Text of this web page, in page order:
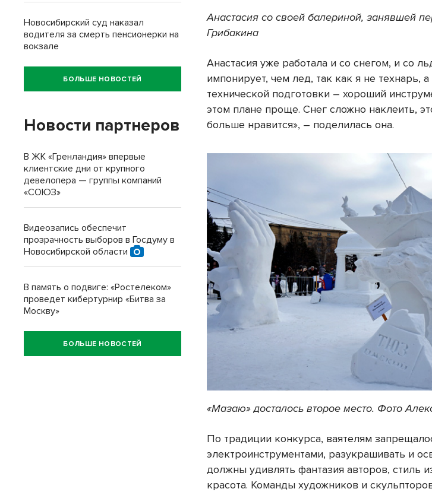
Анастасия со своей балериной, занявшей
Грибакина
Анастасия уже работала и со снегом, и со
импонирует, чем лед, так как я не технарь,
технической подготовки – хороший
этом плане проще. Снег сложно наклеить,
больше нравится», – поделилась она.
«Мазаю» досталось второе место. Фото
По традиции конкурса, ваятелям
электроинструментами, разукрашивать и
должны удивлять фантазия авторов, стиль
красота. Команды художников и
Новосибирский суд наказал
водителя за смерть пенсионерки на
вокзале
БОЛЬШЕ НОВОСТЕЙ
Новости партнеров
В ЖК «Гренландия» впервые
клиентские дни от крупного
девелопера — группы компаний
«СОЮЗ»
Видеозапись обеспечит
прозрачность выборов в Госдуму в
Новосибирской области
В память о подвиге: «Ростелеком»
проведет кибертурнир «Битва за
Москву»
БОЛЬШЕ НОВОСТЕЙ